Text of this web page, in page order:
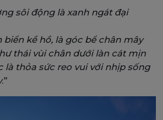
sôi động là xanh ngát đại
biển kề hồ, là góc bể chân mây
thái vùi chân dưới làn cát mịn
là thỏa sức reo vui với nhịp sống
.”